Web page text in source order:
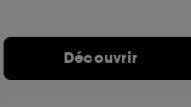
Découvrir